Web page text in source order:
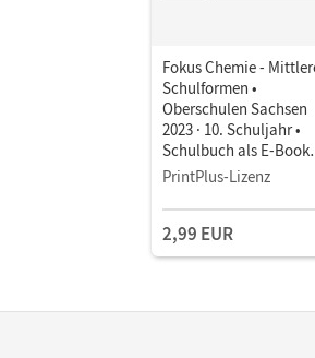
Fokus Chemie -
Schulformen •
Oberschulen Sachsen
2023 · 10. Schuljahr •
Schulbuch als E-Book
Mit Medien
PrintPlus-Lizenz
2,99 EUR